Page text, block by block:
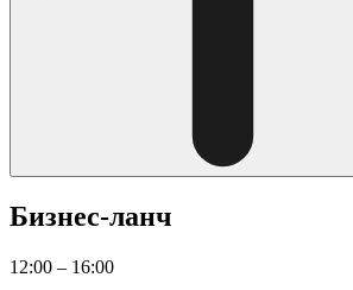
Бизнес-ланч
12:00 – 16:00